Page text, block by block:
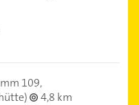
109,
4,8 km